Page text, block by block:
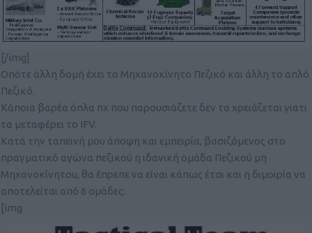
[/img]
Οπότε άλλη δομή έχει το Μηχανοκίνητο Πεζικό και άλλη το απλό
Πεζικό.
Κάποια βαρέα όπλα πχ που παρουσιάζετε δεν τα χρειάζεται γιατι
τα μεταφέρει το IFV.
Κατά την ταπεινή μου άποψη και εμπειρία, βασιζόμενος στο
πραγματικό αγώνα πεζικού η ιδανική ομάδα Πεζικού μη
Μηχανοκίνητου, θα έπρεπε να είναι κάπως έτσι και η διμοιρία να
αποτελείται από 6 ομάδες:
[img